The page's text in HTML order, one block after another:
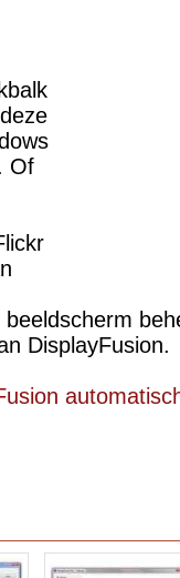
Of
DisplayFusion.